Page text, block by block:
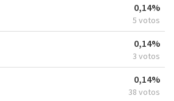
0,14%
5 votos
0,14%
3 votos
0,14%
38 votos